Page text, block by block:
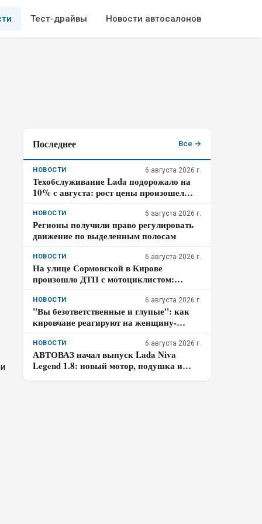
Тест-драйвы Новости автосалонов
Последнее Все →
НОВОСТИ 6 августа 2026 г.
Техобслуживание Lada подорожало на
10% с августа: рост цены произошел
НОВОСТИ 6 августа 2026 г.
Регионы получили право регулировать
движение по выделенным полосам
НОВОСТИ 6 августа 2026 г.
На улице Сормовской в Кирове
произошло ДТП с мотоциклистом:
НОВОСТИ 6 августа 2026 г.
"Вы безответственные и глупые": как
кировчане реагируют на женщину-
НОВОСТИ 6 августа 2026 г.
АВТОВАЗ начал выпуск Lada Niva
Legend 1.8: новый мотор, подушка и